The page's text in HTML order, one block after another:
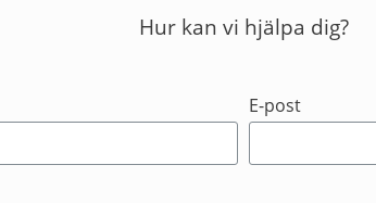
Hur kan vi hjälpa dig?
E-post